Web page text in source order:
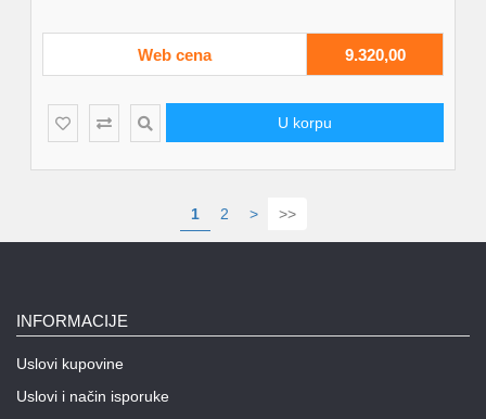
Web cena 9.320,00
U korpu
1 2 > >>
INFORMACIJE
Uslovi kupovine
Uslovi i način isporuke